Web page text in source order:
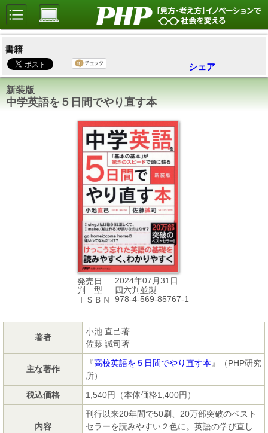
書籍
シェア
新装版
中学英語を５日間でやり直す本
発売日
2024年07月31日
判 型
四六判並製
ＩＳＢＮ
978-4-569-85767-1
著者
小池 直己著
佐藤 誠司著
主な著作
『高校英語を５日間でやり直す本 』（PHP研究
所）
税込価格
1,540円（本体価格1,400円）
内容
刊行以来20年間で50刷、20万部突破のベスト
セラーを読みやすい２色に。英語の学び直し